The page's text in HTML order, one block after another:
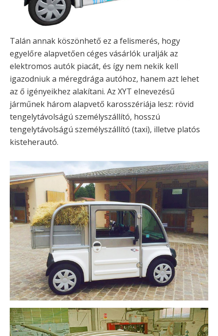
Talán annak köszönhető ez a felismerés, hogy
egyelőre alapvetően céges vásárlók uralják az
elektromos autók piacát, és így nem nekik kell
igazodniuk a méregdrága autóhoz, hanem azt lehet
az ő igényeikhez alakítani. Az XYT elnevezésű
járműnek három alapvető karosszériája lesz: rövid
tengelytávolságú személyszállító, hosszú
tengelytávolságú személyszállító (taxi), illetve platós
kisteherautó.